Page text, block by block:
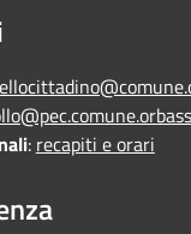
: recapiti e orari